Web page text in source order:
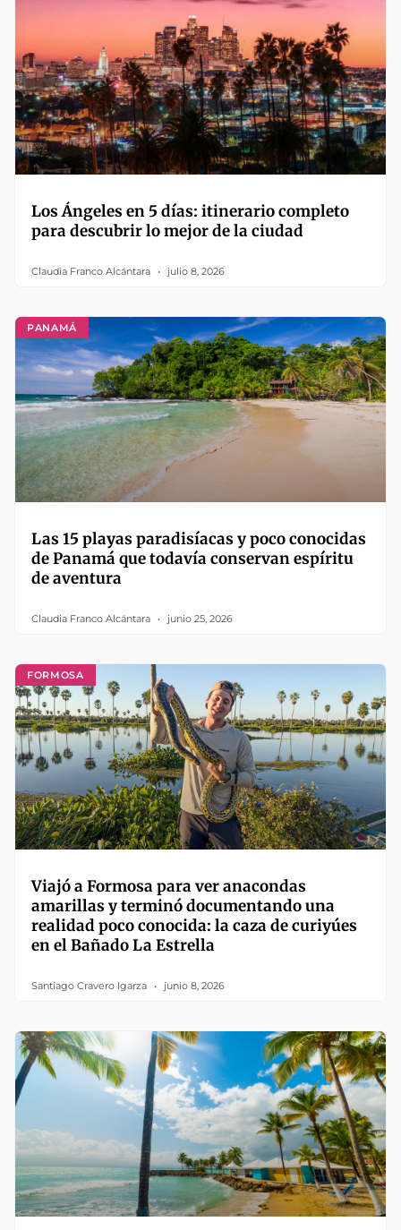
Los Ángeles en 5 días: itinerario completo
para descubrir lo mejor de la ciudad
Claudia Franco Alcántara julio 8, 2026
PANAMÁ
Las 15 playas paradisíacas y poco conocidas
de Panamá que todavía conservan espíritu
de aventura
Claudia Franco Alcántara junio 25, 2026
FORMOSA
Viajó a Formosa para ver anacondas
amarillas y terminó documentando una
realidad poco conocida: la caza de curiyúes
en el Bañado La Estrella
Santiago Cravero Igarza junio 8, 2026